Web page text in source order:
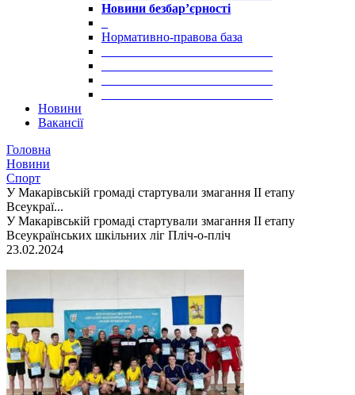
Новини безбар’єрності
Нормативно-правова база
Новини
Вакансії
Головна
Новини
Спорт
У Макарівській громаді стартували змагання ІІ етапу
Всеукраї...
У Макарівській громаді стартували змагання ІІ етапу
Всеукраїнських шкільних ліг Пліч-о-пліч
23.02.2024